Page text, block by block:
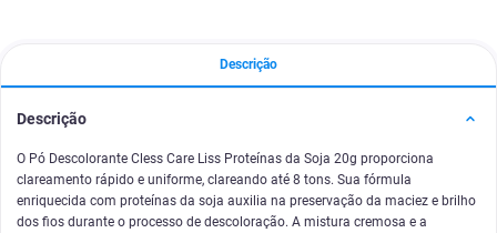
Descrição
Descrição
O Pó Descolorante Cless Care Liss Proteínas da Soja 20g proporciona
clareamento rápido e uniforme, clareando até 8 tons. Sua fórmula
enriquecida com proteínas da soja auxilia na preservação da maciez e brilho
dos fios durante o processo de descoloração. A mistura cremosa e a